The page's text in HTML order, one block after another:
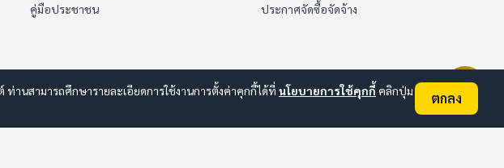
คู่มือประชาชน
ประกาศจัดซื้อจัดจ้าง
านสามารถศึกษารายละเอียดการใช้งานการตั้งค่าคุกกี้ได้ที่ นโยบายการใช้คุกกี้ คลิกปุ่ม
ตกลง